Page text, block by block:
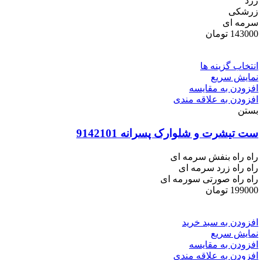
زرشکی
سرمه ای
143000 تومان
انتخاب گزینه ها
نمایش سریع
افزودن به مقایسه
افزودن به علاقه مندی
بستن
ست تیشرت و شلوارک پسرانه 9142101
راه راه بنفش سرمه ای
راه راه زرد سرمه ای
راه راه صورتی سورمه ای
199000 تومان
افزودن به سبد خرید
نمایش سریع
افزودن به مقایسه
افزودن به علاقه مندی